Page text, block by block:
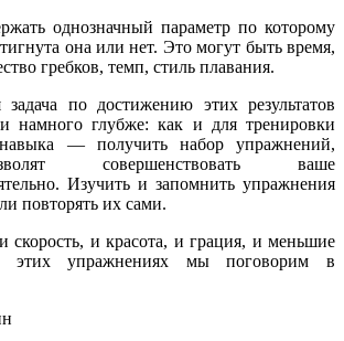
однозначный параметр по которому
она или нет. Это могут быть время,
гребков, темп, стиль плавания.
задача по достижению этих результатов
намного глубже: как и для тренировки
— получить набор упражнений,
совершенствовать ваше
Изучить и запомнить упражнения
повторять их сами.
скорость, и красота, и грация, и меньшие
упражнениях мы поговорим в